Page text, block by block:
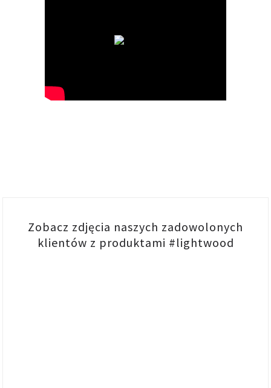
Zobacz zdjęcia naszych zadowolonych
klientów z produktami #lightwood